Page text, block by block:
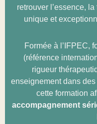
retrouver l’essence,
unique et
Formée à l’IFPEC,
(référence
rigueur
enseignement dans
cette formation
accompagnement